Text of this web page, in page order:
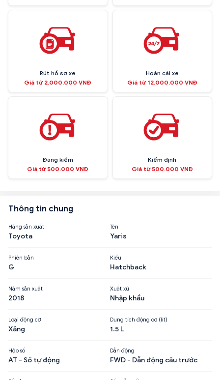
Rút hồ sơ xe
Giá từ 2.000.000 VNĐ
Hoán cải xe
Giá từ 12.000.000 VNĐ
Đăng kiểm
Giá từ 500.000 VNĐ
Kiểm định
Giá từ 500.000 VNĐ
Thông tin chung
Hãng sản xuất
Toyota
Tên
Yaris
Phiên bản
G
Kiểu
Hatchback
Năm sản xuất
2018
Xuất xứ
Nhập khẩu
Loại động cơ
Xăng
Dung tích động cơ (lít)
1.5 L
Hộp số
AT - Số tự động
Dẫn động
FWD - Dẫn động cầu trước